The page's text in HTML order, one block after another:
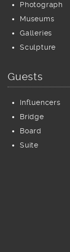
Photograph
Museums
Galleries
Sculpture
Guests
Influencers
Bridge
Board
Suite